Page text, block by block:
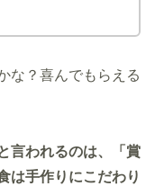
な？喜んでもらえる
言われるのは、「賞
は手作りにこだわり